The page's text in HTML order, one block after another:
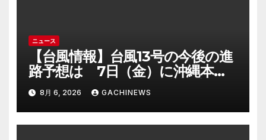
ニュース
【台風情報】台風13号の今後の進
路予想は 7日（金）に沖縄本島
に直撃するおそれ 一部の家屋が
倒壊するおそれがある猛烈な風が
吹く見込み(FNNプライムオンラ
イン)
8月 6, 2026 GACHINEWS